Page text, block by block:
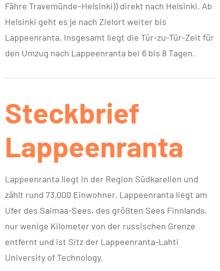
Fähre Travemünde–Helsinki)) direkt nach Helsinki. Ab
Helsinki geht es je nach Zielort weiter bis
Lappeenranta. Insgesamt liegt die Tür-zu-Tür-Zeit für
den Umzug nach Lappeenranta bei 6 bis 8 Tagen.
Steckbrief
Lappeenranta
Lappeenranta liegt in der Region Südkarelien und
zählt rund 73.000 Einwohner. Lappeenranta liegt am
Ufer des Saimaa-Sees, des größten Sees Finnlands,
nur wenige Kilometer von der russischen Grenze
entfernt und ist Sitz der Lappeenranta-Lahti
University of Technology.